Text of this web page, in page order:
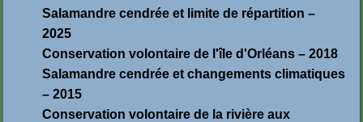
Salamandre cendrée et limite de répartition –
2025
Conservation volontaire de l'île d'Orléans – 2018
Salamandre cendrée et changements climatiques
– 2015
Conservation volontaire de la rivière aux